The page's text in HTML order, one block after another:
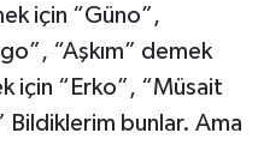
için “Güno”,
“Aşkım” demek
için “Erko”, “Müsait
Bildiklerim bunlar. Ama